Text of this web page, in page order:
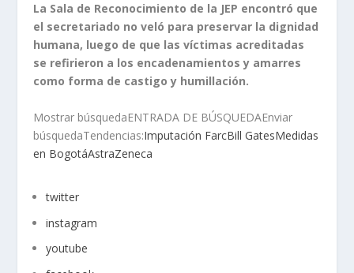
La Sala de Reconocimiento de la JEP encontró que
el secretariado no veló para preservar la dignidad
humana, luego de que las víctimas acreditadas
se refirieron a los encadenamientos y amarres
como forma de castigo y humillación.
Mostrar búsquedaENTRADA DE BÚSQUEDAEnviar
búsquedaTendencias:Imputación FarcBill GatesMedidas
en BogotáAstraZeneca
twitter
instagram
youtube